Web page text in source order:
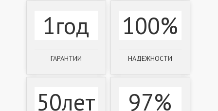
1год
ГАРАНТИИ
100%
НАДЕЖНОСТИ
50лет 97%